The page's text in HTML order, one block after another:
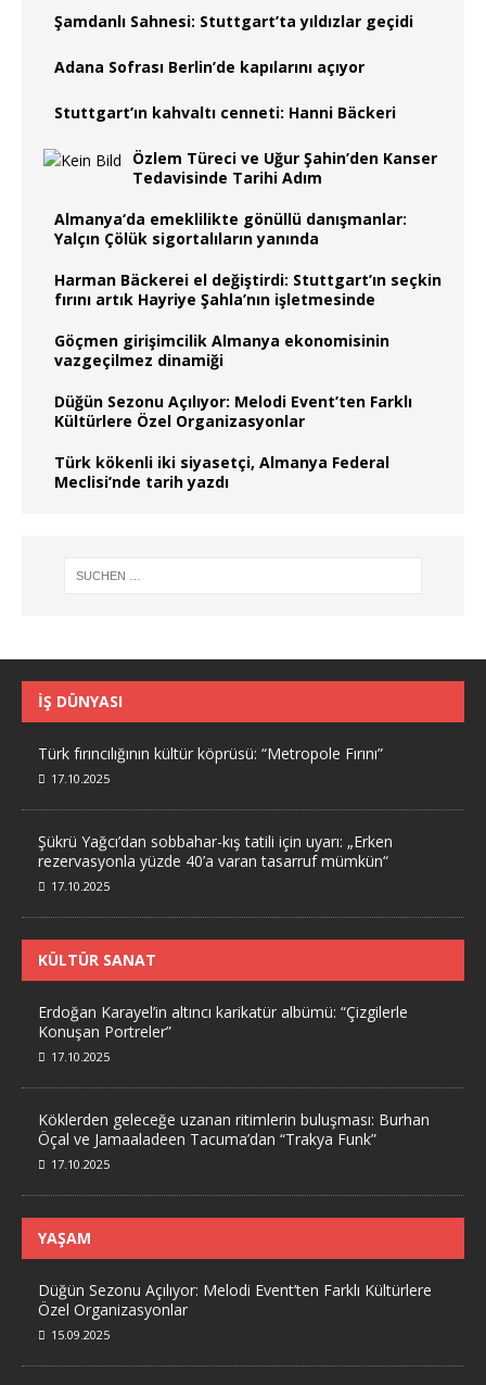
Şamdanlı Sahnesi: Stuttgart’ta yıldızlar geçidi
Adana Sofrası Berlin’de kapılarını açıyor
Stuttgart’ın kahvaltı cenneti: Hanni Bäckeri
Özlem Türeci ve Uğur Şahin’den Kanser
Tedavisinde Tarihi Adım
Almanya‘da emeklilikte gönüllü danışmanlar:
Yalçın Çölük sigortalıların yanında
Harman Bäckerei el değiştirdi: Stuttgart’ın seçkin
fırını artık Hayriye Şahla’nın işletmesinde
Göçmen girişimcilik Almanya ekonomisinin
vazgeçilmez dinamiği
Düğün Sezonu Açılıyor: Melodi Event’ten Farklı
Kültürlere Özel Organizasyonlar
Türk kökenli iki siyasetçi, Almanya Federal
Meclisi’nde tarih yazdı
İŞ DÜNYASI
Türk fırıncılığının kültür köprüsü: “Metropole Fırını”
17.10.2025
Şükrü Yağcı’dan sobbahar-kış tatili için uyarı: „Erken
rezervasyonla yüzde 40’a varan tasarruf mümkün“
17.10.2025
KÜLTÜR SANAT
Erdoğan Karayel’in altıncı karikatür albümü: “Çizgilerle
Konuşan Portreler”
17.10.2025
Köklerden geleceğe uzanan ritimlerin buluşması: Burhan
Öçal ve Jamaaladeen Tacuma’dan “Trakya Funk”
17.10.2025
YAŞAM
Düğün Sezonu Açılıyor: Melodi Event’ten Farklı Kültürlere
Özel Organizasyonlar
15.09.2025